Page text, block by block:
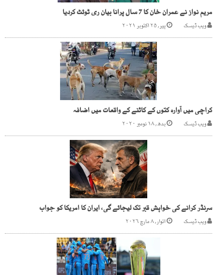
مریم نواز نے عمران خان کا 7 سال پرانا بیان ری ٹوئٹ کردیا
ویب ڈیسک پیر, ۲۵ اکتوبر ۲۰۲۱
کراچی میں آوارہ کتوں کے کاٹنے کے واقعات میں اضافہ
ویب ڈیسک بدھ, ۱۸ نومبر ۲۰۲۰
سرنڈر کرانے کی خواہش قبر تک لیجائے گی، ایران کا امریکا کو جواب
ویب ڈیسک اتوار, ۸ مارچ ۲۰۲۶